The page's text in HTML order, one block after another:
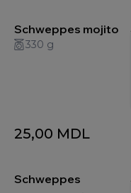
Schweppes mojito
330 g
25,00 MDL
Schweppes